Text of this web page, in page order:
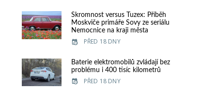
Skromnost versus Tuzex: Příběh
Moskviče primáře Sovy ze seriálu
Nemocnice na kraji města
PŘED 18 DNY
Baterie elektromobilů zvládají bez
problému i 400 tisíc kilometrů
PŘED 18 DNY